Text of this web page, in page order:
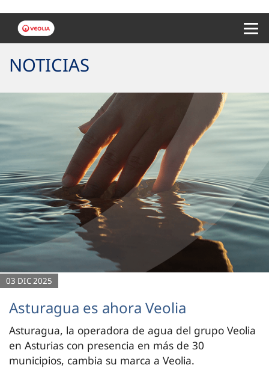
NOTICIAS
03 DIC 2025
Asturagua es ahora Veolia
Asturagua, la operadora de agua del grupo Veolia
en Asturias con presencia en más de 30
municipios, cambia su marca a Veolia.